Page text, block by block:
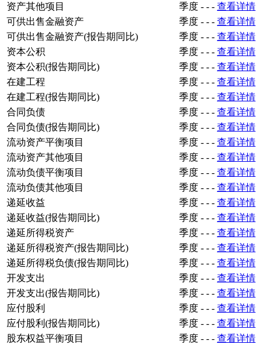
资产其他项目
季度 - - - 查看详情
可供出售金融资产
季度 - - - 查看详情
可供出售金融资产(报告期同比)
季度 - - - 查看详情
资本公积
季度 - - - 查看详情
资本公积(报告期同比)
季度 - - - 查看详情
在建工程
季度 - - - 查看详情
在建工程(报告期同比)
季度 - - - 查看详情
合同负债
季度 - - - 查看详情
合同负债(报告期同比)
季度 - - - 查看详情
流动资产平衡项目
季度 - - - 查看详情
流动资产其他项目
季度 - - - 查看详情
流动负债平衡项目
季度 - - - 查看详情
流动负债其他项目
季度 - - - 查看详情
递延收益
季度 - - - 查看详情
递延收益(报告期同比)
季度 - - - 查看详情
递延所得税资产
季度 - - - 查看详情
递延所得税资产(报告期同比)
季度 - - - 查看详情
递延所得税负债(报告期同比)
季度 - - - 查看详情
开发支出
季度 - - - 查看详情
开发支出(报告期同比)
季度 - - - 查看详情
应付股利
季度 - - - 查看详情
应付股利(报告期同比)
季度 - - - 查看详情
股东权益平衡项目
季度 - - - 查看详情